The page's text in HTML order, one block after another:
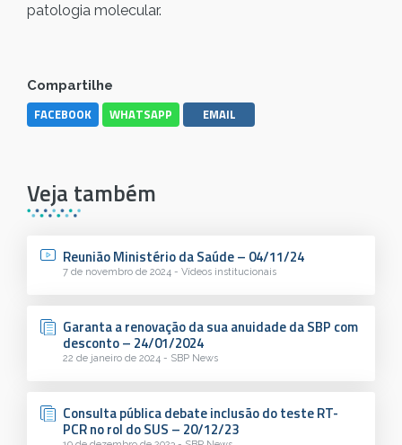
patologia molecular.
Compartilhe
FACEBOOK WHATSAPP EMAIL
Veja também
Reunião Ministério da Saúde – 04/11/24
7 de novembro de 2024 - Vídeos institucionais
Garanta a renovação da sua anuidade da SBP com
desconto – 24/01/2024
22 de janeiro de 2024 - SBP News
Consulta pública debate inclusão do teste RT-
PCR no rol do SUS – 20/12/23